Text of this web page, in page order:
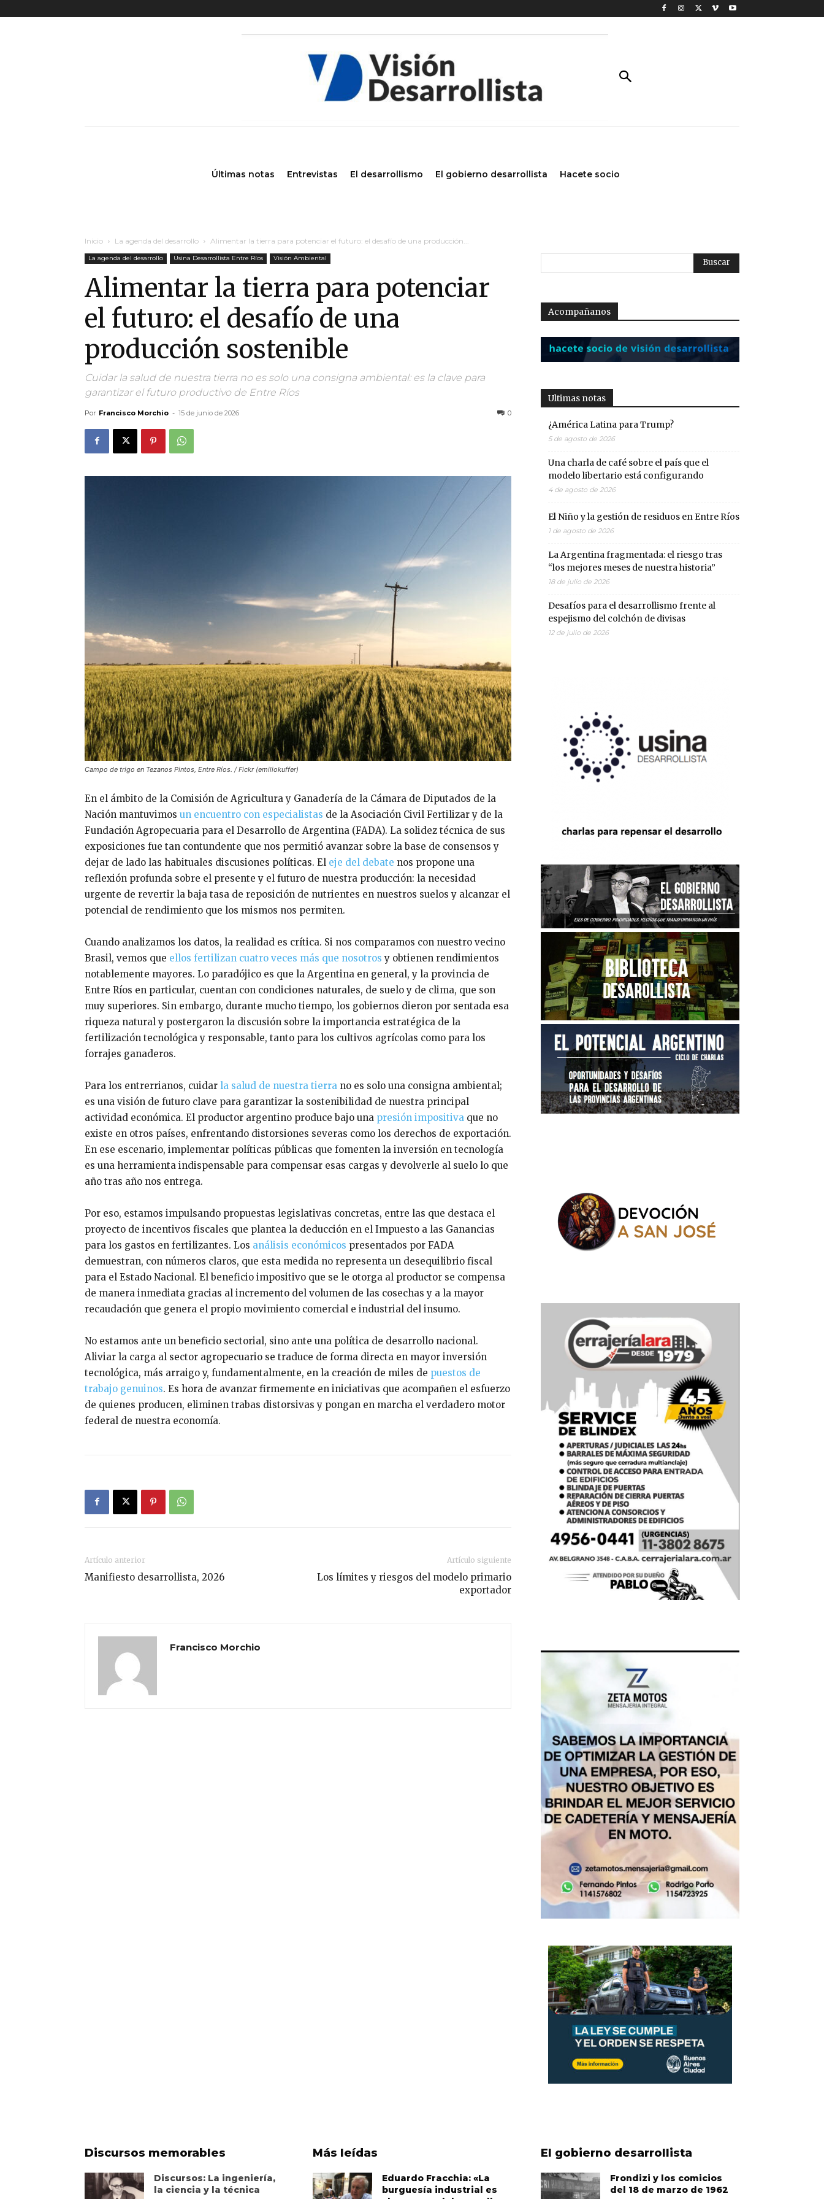
Últimas notas Entrevistas El desarrollismo El gobierno desarrollista Hacete socio
Inicio La agenda del desarrollo Alimentar la tierra para potenciar el futuro: el desafío de una producción...
La agenda del desarrollo Usina Desarrollista Entre Ríos Visión Ambiental
Alimentar la tierra para potenciar
el futuro: el desafío de una
producción sostenible
Cuidar la salud de nuestra tierra no es solo una consigna ambiental: es la clave para
garantizar el futuro productivo de Entre Ríos
Por Francisco Morchio - 15 de junio de 2026 0
Campo de trigo en Tezanos Pintos, Entre Ríos. / Fickr (emiliokuffer)
En el ámbito de la Comisión de Agricultura y Ganadería de la Cámara de Diputados de la
Nación mantuvimos un encuentro con especialistas de la Asociación Civil Fertilizar y de la
Fundación Agropecuaria para el Desarrollo de Argentina (FADA). La solidez técnica de sus
exposiciones fue tan contundente que nos permitió avanzar sobre la base de consensos y
dejar de lado las habituales discusiones políticas. El eje del debate nos propone una
reflexión profunda sobre el presente y el futuro de nuestra producción: la necesidad
urgente de revertir la baja tasa de reposición de nutrientes en nuestros suelos y alcanzar el
potencial de rendimiento que los mismos nos permiten.
Cuando analizamos los datos, la realidad es crítica. Si nos comparamos con nuestro vecino
Brasil, vemos que ellos fertilizan cuatro veces más que nosotros y obtienen rendimientos
notablemente mayores. Lo paradójico es que la Argentina en general, y la provincia de
Entre Ríos en particular, cuentan con condiciones naturales, de suelo y de clima, que son
muy superiores. Sin embargo, durante mucho tiempo, los gobiernos dieron por sentada esa
riqueza natural y postergaron la discusión sobre la importancia estratégica de la
fertilización tecnológica y responsable, tanto para los cultivos agrícolas como para los
forrajes ganaderos.
Para los entrerrianos, cuidar la salud de nuestra tierra no es solo una consigna ambiental;
es una visión de futuro clave para garantizar la sostenibilidad de nuestra principal
actividad económica. El productor argentino produce bajo una presión impositiva que no
existe en otros países, enfrentando distorsiones severas como los derechos de exportación.
En ese escenario, implementar políticas públicas que fomenten la inversión en tecnología
es una herramienta indispensable para compensar esas cargas y devolverle al suelo lo que
año tras año nos entrega.
Por eso, estamos impulsando propuestas legislativas concretas, entre las que destaca el
proyecto de incentivos fiscales que plantea la deducción en el Impuesto a las Ganancias
para los gastos en fertilizantes. Los análisis económicos presentados por FADA
demuestran, con números claros, que esta medida no representa un desequilibrio fiscal
para el Estado Nacional. El beneficio impositivo que se le otorga al productor se compensa
de manera inmediata gracias al incremento del volumen de las cosechas y a la mayor
recaudación que genera el propio movimiento comercial e industrial del insumo.
No estamos ante un beneficio sectorial, sino ante una política de desarrollo nacional.
Aliviar la carga al sector agropecuario se traduce de forma directa en mayor inversión
tecnológica, más arraigo y, fundamentalmente, en la creación de miles de puestos de
trabajo genuinos. Es hora de avanzar firmemente en iniciativas que acompañen el esfuerzo
de quienes producen, eliminen trabas distorsivas y pongan en marcha el verdadero motor
federal de nuestra economía.
Artículo anterior
Manifiesto desarrollista, 2026
Artículo siguiente
Los límites y riesgos del modelo primario
exportador
Francisco Morchio
Acompañanos
Ultimas notas
¿América Latina para Trump?
5 de agosto de 2026
Una charla de café sobre el país que el
modelo libertario está configurando
4 de agosto de 2026
El Niño y la gestión de residuos en Entre Ríos
1 de agosto de 2026
La Argentina fragmentada: el riesgo tras
“los mejores meses de nuestra historia”
18 de julio de 2026
Desafíos para el desarrollismo frente al
espejismo del colchón de divisas
12 de julio de 2026
Discursos memorables
Discursos: La ingeniería,
la ciencia y la técnica
Más leídas
Eduardo Fracchia: «La
burguesía industrial es
El gobierno desarrollista
Frondizi y los comicios
del 18 de marzo de 1962